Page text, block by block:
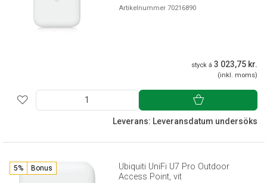
Artikelnummer 70216890
styck á 3 023,75 kr.
(inkl. moms)
Leverans: Leveransdatum undersöks
5% Bonus
Ubiquiti UniFi U7 Pro Outdoor
Access Point, vit